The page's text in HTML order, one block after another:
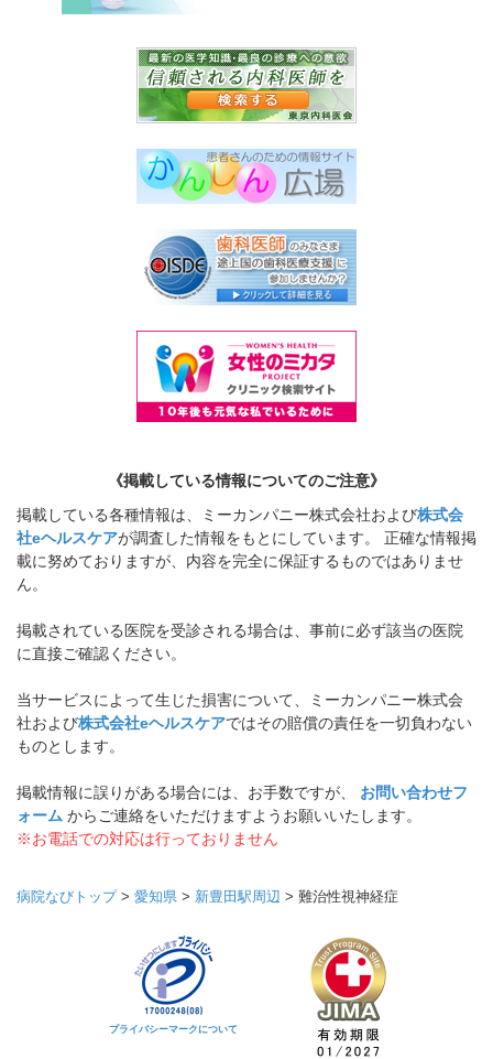
《掲載している情報についてのご注意》
掲載している各種情報は、ミーカンパニー株式会社および株式会
社eヘルスケアが調査した情報をもとにしています。 正確な情報掲
載に努めておりますが、内容を完全に保証するものではありませ
ん。
掲載されている医院を受診される場合は、事前に必ず該当の医院
に直接ご確認ください。
当サービスによって生じた損害について、ミーカンパニー株式会
社および株式会社eヘルスケアではその賠償の責任を一切負わない
ものとします。
掲載情報に誤りがある場合には、お手数ですが、 お問い合わせフ
ォーム からご連絡をいただけますようお願いいたします。
※お電話での対応は行っておりません
病院なびトップ> 愛知県 > 新豊田駅周辺 > 難治性視神経症
プライバシーマークについて